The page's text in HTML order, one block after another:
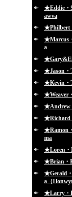
★Eddie・
awva
★Philbert
★Marcus
a
★Jason・
★Kevin・
★Weaver
★Andrew
★Richard
★Ramon
ma
★Loren・
★Brian・
★Gerald
a（
★Larry・